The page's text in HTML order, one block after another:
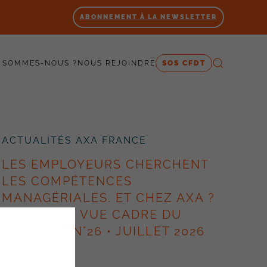
ABONNEMENT À LA NEWSLETTER
NOUS ? NOUS REJOINDRE SOS CFDT
ACTUALITÉS AXA FRANCE
LES EMPLOYEURS CHERCHENT
LES COMPÉTENCES
MANAGÉRIALES. ET CHEZ AXA ?
– POINT DE VUE CADRE DU
SYNERGIE N°26 • JUILLET 2026